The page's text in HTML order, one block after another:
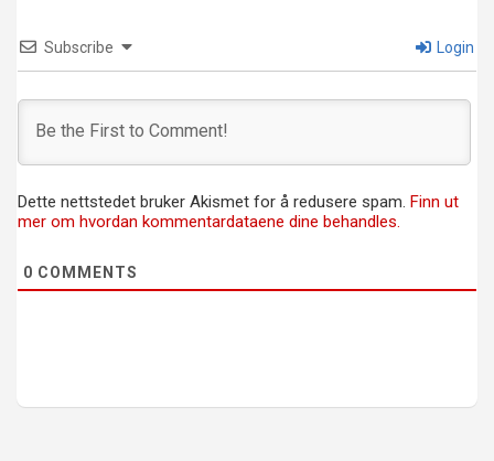
Subscribe Login
Dette nettstedet bruker Akismet for å redusere spam. Finn ut
mer om hvordan kommentardataene dine behandles.
0 COMMENTS